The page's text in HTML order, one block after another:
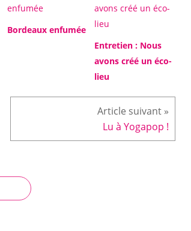
Bordeaux enfumée
Entretien : Nous
avons créé un éco-
lieu
Lu à Yogapop !